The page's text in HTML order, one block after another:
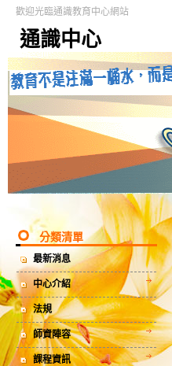
通識中心
歡迎光臨通識教育中心網站
分類清單
最新消息
中心介紹
法規
師資陣容
課程資訊